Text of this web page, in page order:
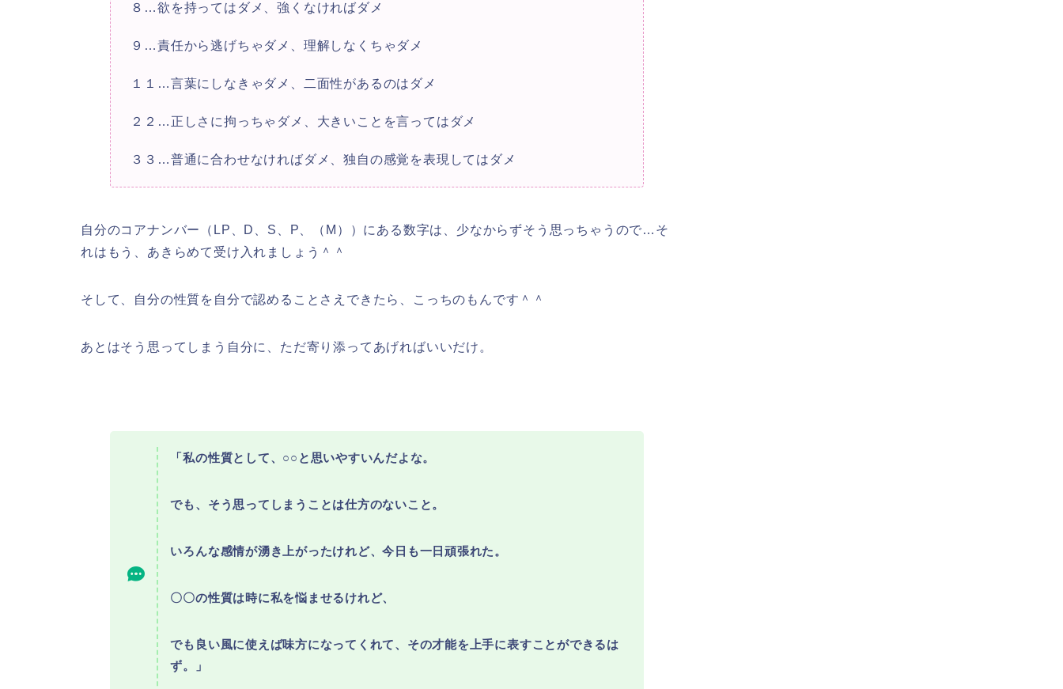
８…欲を持ってはダメ、強くなければダメ
９…責任から逃げちゃダメ、理解しなくちゃダメ
１１…言葉にしなきゃダメ、二面性があるのはダメ
２２…正しさに拘っちゃダメ、大きいことを言ってはダメ
３３…普通に合わせなければダメ、独自の感覚を表現してはダメ
自分のコアナンバー（LP、D、S、P、（M））にある数字は、少なからずそう思っちゃうので…そ
れはもう、あきらめて受け入れましょう＾＾
そして、自分の性質を自分で認めることさえできたら、こっちのもんです＾＾
あとはそう思ってしまう自分に、ただ寄り添ってあげればいいだけ。
「私の性質として、○○と思いやすいんだよな。
でも、そう思ってしまうことは仕方のないこと。
いろんな感情が湧き上がったけれど、今日も一日頑張れた。
〇〇の性質は時に私を悩ませるけれど、
でも良い風に使えば味方になってくれて、その才能を上手に表すことができるは
ず。」